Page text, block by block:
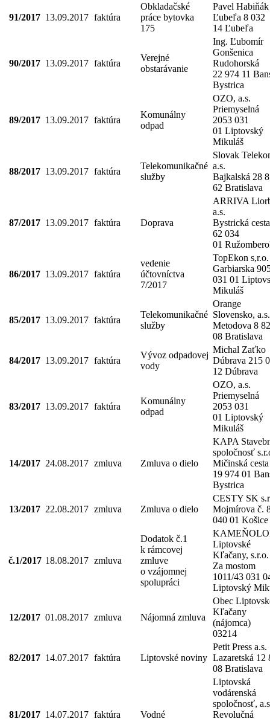
91/2017 13.09.2017 faktúra
Obkladačské
práce bytovka
175
Pavel Habiňák
Ľubeľa 8 032
14 Ľubeľa
90/2017 13.09.2017 faktúra
Verejné
obstarávanie
Ing. Ľubomír
Gonšenica
Rudohorská
22 974 11
Bystrica
89/2017 13.09.2017 faktúra
Komunálny
odpad
OZO, a.s.
Priemyselná
2053 031
01 Liptovský
Mikuláš
88/2017 13.09.2017 faktúra
Telekomunikačné
služby
Slovak
a.s.
Bajkalská 28
62 Bratislava
87/2017 13.09.2017 faktúra Doprava
ARRIVA
a.s.
Bystrická cesta
62 034
01
86/2017 13.09.2017 faktúra
vedenie
účtovníctva
7/2017
TopEkon s,r.o.
Garbiarska
031 01
Mikuláš
85/2017 13.09.2017 faktúra
Telekomunikačné
služby
Orange
Slovensko, a.s.
Metodova 8
08 Bratislava
84/2017 13.09.2017 faktúra
Vývoz odpadovej
vody
Michal Zaťko
Dúbrava 215
12 Dúbrava
83/2017 13.09.2017 faktúra
Komunálny
odpad
OZO, a.s.
Priemyselná
2053 031
01 Liptovský
Mikuláš
14/2017 24.08.2017 zmluva Zmluva o dielo
KAPA
spoločnosť
Mičinská cesta
19 974 01
Bystrica
13/2017 22.08.2017 zmluva Zmluva o dielo
CESTY SK
Mojmírova č.
040 01 Košice
č.1/2017 18.08.2017 zmluva
Dodatok č.1
k rámcovej
zmluve
o vzájomnej
spolupráci
Liptovské
Kľačany, s.r.o.
Za mostom
1011/43 031
Liptovský
12/2017 01.08.2017 zmluva Nájomná zmluva
Obec
Kľačany
(nájomca)
03214
82/2017 14.07.2017 faktúra Liptovské noviny
Petit Press a.s.
Lazaretská 12
08 Bratislava
81/2017 14.07.2017 faktúra Vodné
Liptovská
vodárenská
spoločnosť,
Revolučná